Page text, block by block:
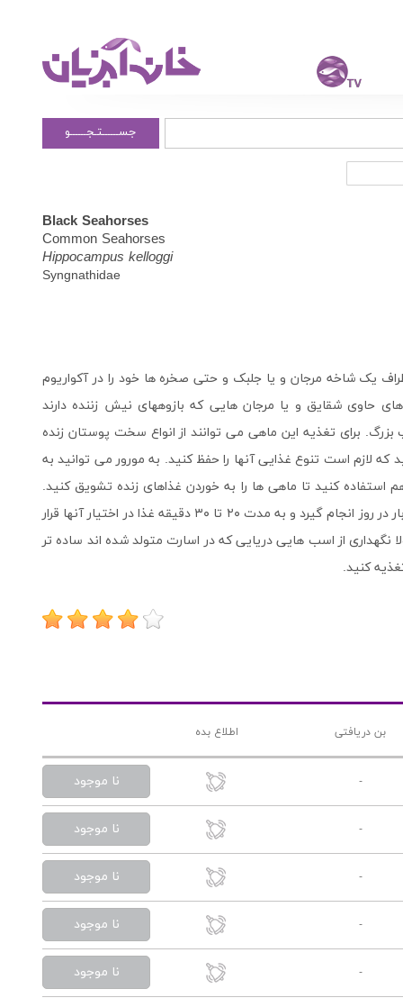
جســــــتـجــــــو
Black Seahorses
Common Seahorses
Hippocampus kelloggi
Syngnathidae
یک شاخه مرجان و یا جلبک و حتی صخره ها خود را در آکواریوم
های حاوی شقایق و یا مرجان هایی که بازوههای نیش زننده دارند
برای تغذیه این ماهی می توانند از انواع سخت پوستان زنده
لازم است تنوع غذایی آنها را حفظ کنید. به مورور می توانید به
استفاده کنید تا ماهی ها را به خوردن غذاهای زنده تشویق کنید.
توجه داشته باشید که لازم است تغذیه این ماهی ها چندین بار در روز انجام گیرد و به مدت ۲۰ تا ۳۰ دقیقه غذا در اختیار آنها قرار
نگهداری از اسب هایی دریایی که در اسارت متولد شده اند ساده تر
کنید.
بن دریافتی اطلاع بده
- نا موجود
- نا موجود
- نا موجود
- نا موجود
- نا موجود